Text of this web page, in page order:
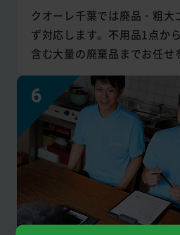
クオーレ千葉では廃品・粗大
ず対応します。不用品1点か
含む大量の廃棄品までお任せ